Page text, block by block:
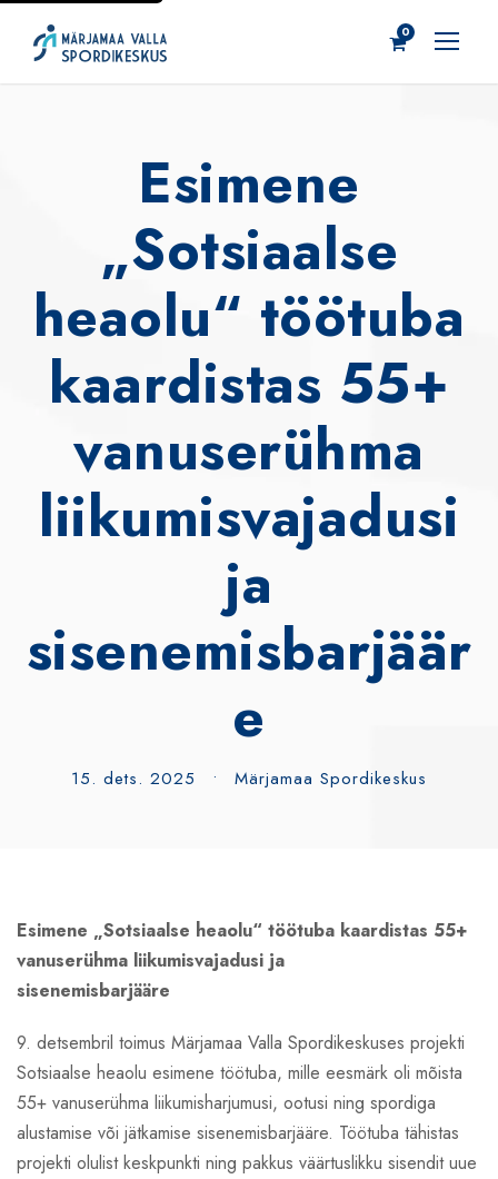
0
Esimene
„Sotsiaalse
heaolu“ töötuba
kaardistas 55+
vanuserühma
liikumisvajadusi
ja
sisenemisbarjäär
e
15. dets. 2025 • Märjamaa Spordikeskus
Esimene „Sotsiaalse heaolu“ töötuba kaardistas 55+
vanuserühma liikumisvajadusi ja
sisenemisbarjääre
9. detsembril toimus Märjamaa Valla Spordikeskuses projekti
Sotsiaalse heaolu esimene töötuba, mille eesmärk oli mõista
55+ vanuserühma liikumisharjumusi, ootusi ning spordiga
alustamise või jätkamise sisenemisbarjääre. Töötuba tähistas
projekti olulist keskpunkti ning pakkus väärtuslikku sisendit uue